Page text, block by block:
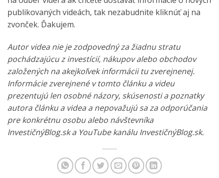
publikovaných videách, tak nezabudnite kliknúť aj na
zvonček. Ďakujem.
Autor videa nie je zodpovedný za žiadnu stratu
pochádzajúcu z investícií, nákupov alebo obchodov
založených na akejkoľvek informácii tu zverejnenej.
Informácie zverejnené v tomto článku a videu
prezentujú len osobné názory, skúsenosti a poznatky
autora článku a videa a nepovažujú sa za odporúčania
pre konkrétnu osobu alebo návštevníka
InvestičnýBlog.sk a YouTube kanálu InvestičnýBlog.sk.